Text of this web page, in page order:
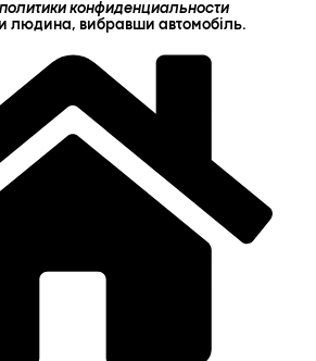
конфиденциальности
людина, вибравши автомобіль.